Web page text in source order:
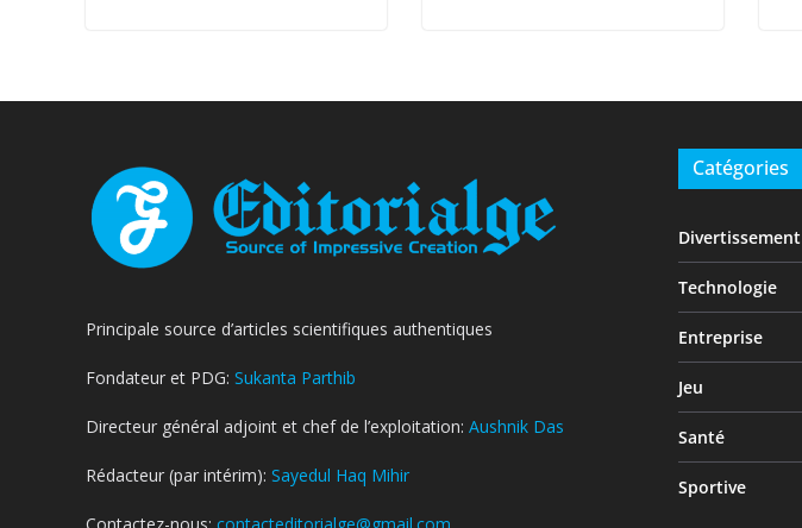
Principale source d’articles scientifiques authentiques
Fondateur et PDG: Sukanta Parthib
Directeur général adjoint et chef de l’exploitation: Aushnik Das
Rédacteur (par intérim): Sayedul Haq Mihir
Catégories
Divertissement
Technologie
Entreprise
Jeu
Santé
Sportive